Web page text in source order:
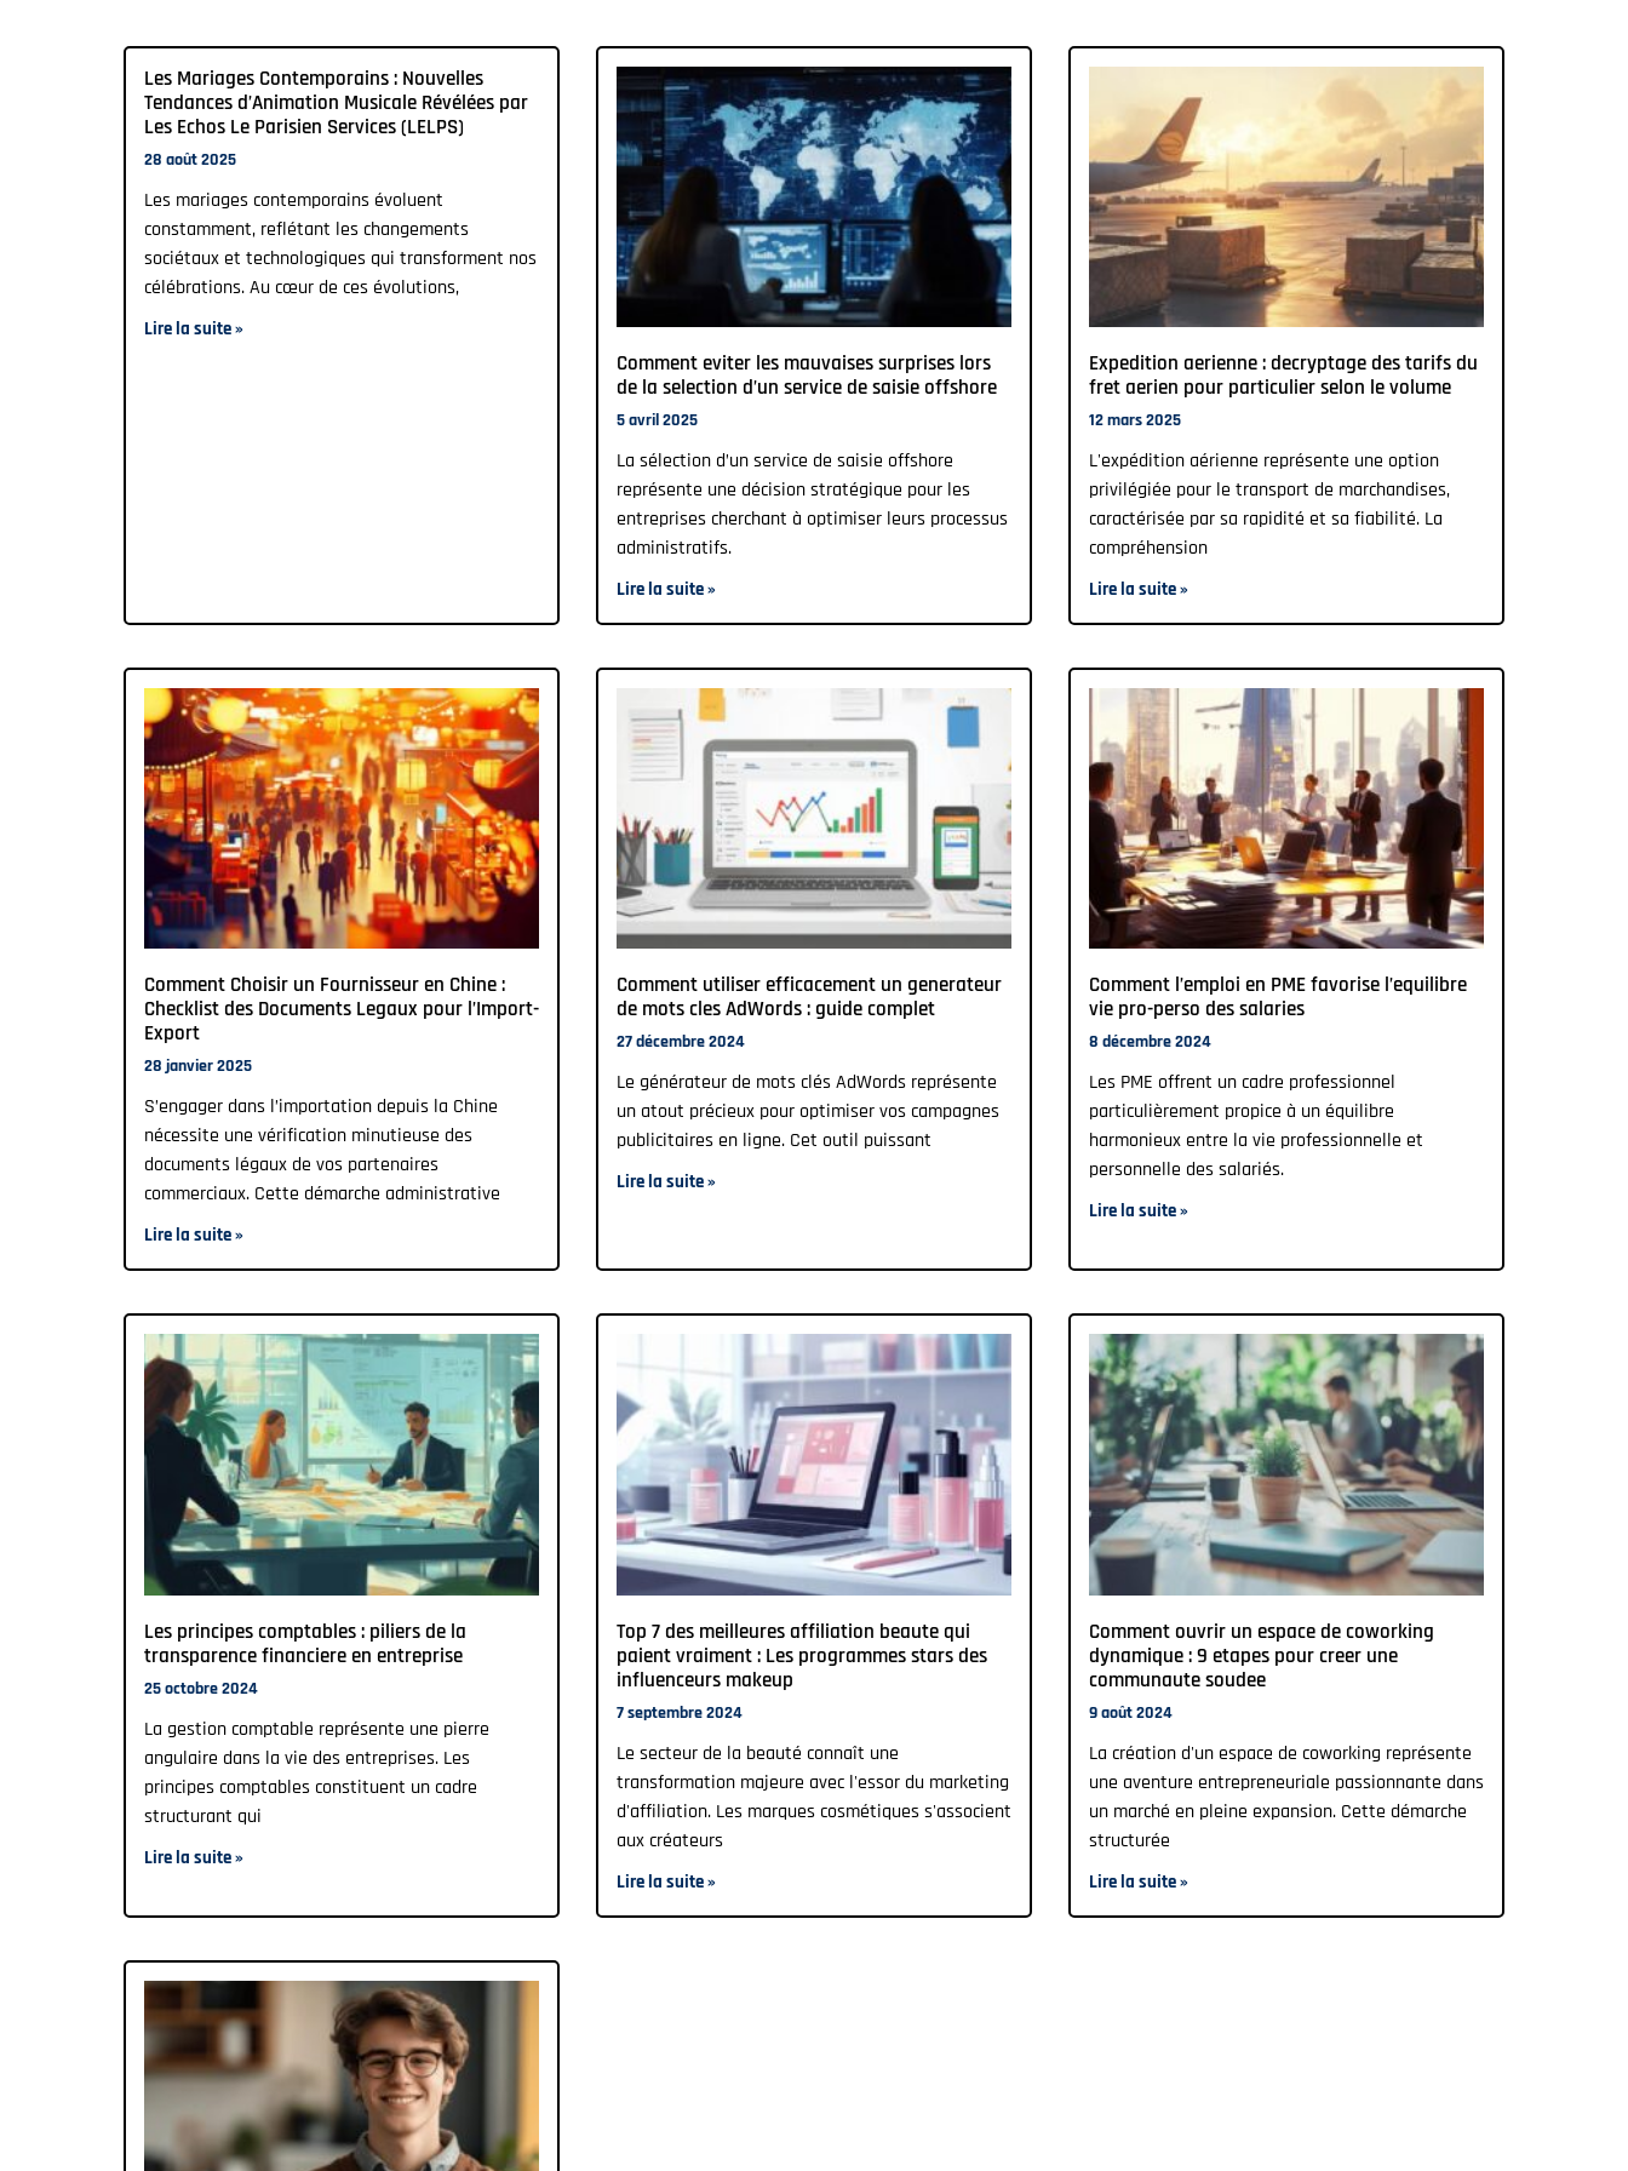
Les Mariages Contemporains : Nouvelles
Tendances d’Animation Musicale Révélées par
Les Echos Le Parisien Services (LELPS)
28 août 2025
Les mariages contemporains évoluent
constamment, reflétant les changements
sociétaux et technologiques qui transforment nos
célébrations. Au cœur de ces évolutions,
Lire la suite »
Comment eviter les mauvaises surprises lors
de la selection d’un service de saisie offshore
5 avril 2025
La sélection d’un service de saisie offshore
représente une décision stratégique pour les
entreprises cherchant à optimiser leurs processus
administratifs.
Lire la suite »
Expedition aerienne : decryptage des tarifs du
fret aerien pour particulier selon le volume
12 mars 2025
L'expédition aérienne représente une option
privilégiée pour le transport de marchandises,
caractérisée par sa rapidité et sa fiabilité. La
compréhension
Lire la suite »
Comment Choisir un Fournisseur en Chine :
Checklist des Documents Legaux pour l’Import-
Export
28 janvier 2025
S’engager dans l’importation depuis la Chine
nécessite une vérification minutieuse des
documents légaux de vos partenaires
commerciaux. Cette démarche administrative
Lire la suite »
Comment utiliser efficacement un generateur
de mots cles AdWords : guide complet
27 décembre 2024
Le générateur de mots clés AdWords représente
un atout précieux pour optimiser vos campagnes
publicitaires en ligne. Cet outil puissant
Lire la suite »
Comment l’emploi en PME favorise l’equilibre
vie pro-perso des salaries
8 décembre 2024
Les PME offrent un cadre professionnel
particulièrement propice à un équilibre
harmonieux entre la vie professionnelle et
personnelle des salariés.
Lire la suite »
Les principes comptables : piliers de la
transparence financiere en entreprise
25 octobre 2024
La gestion comptable représente une pierre
angulaire dans la vie des entreprises. Les
principes comptables constituent un cadre
structurant qui
Lire la suite »
Top 7 des meilleures affiliation beaute qui
paient vraiment : Les programmes stars des
influenceurs makeup
7 septembre 2024
Le secteur de la beauté connaît une
transformation majeure avec l'essor du marketing
d'affiliation. Les marques cosmétiques s'associent
aux créateurs
Lire la suite »
Comment ouvrir un espace de coworking
dynamique : 9 etapes pour creer une
communaute soudee
9 août 2024
La création d'un espace de coworking représente
une aventure entrepreneuriale passionnante dans
un marché en pleine expansion. Cette démarche
structurée
Lire la suite »